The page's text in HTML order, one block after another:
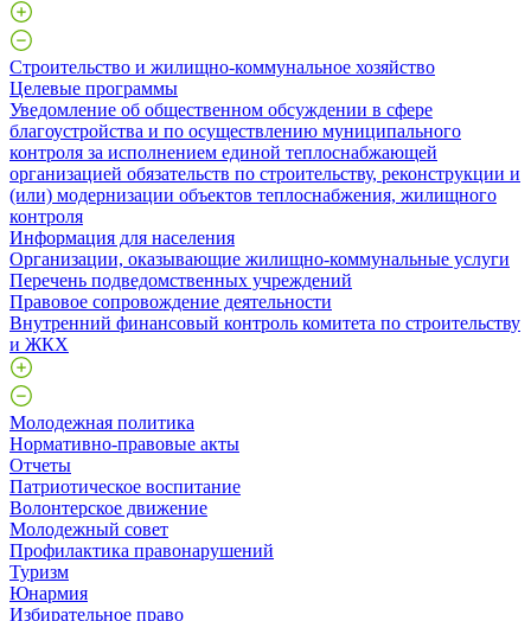
Строительство и жилищно-коммунальное хозяйство
Целевые программы
Уведомление об общественном обсуждении в сфере
благоустройства и по осуществлению муниципального
контроля за исполнением единой теплоснабжающей
организацией обязательств по строительству, реконструкции и
(или) модернизации объектов теплоснабжения, жилищного
контроля
Информация для населения
Организации, оказывающие жилищно-коммунальные услуги
Перечень подведомственных учреждений
Правовое сопровождение деятельности
Внутренний финансовый контроль комитета по строительству
и ЖКХ
Молодежная политика
Нормативно-правовые акты
Отчеты
Патриотическое воспитание
Волонтерское движение
Молодежный совет
Профилактика правонарушений
Туризм
Юнармия
Избирательное право